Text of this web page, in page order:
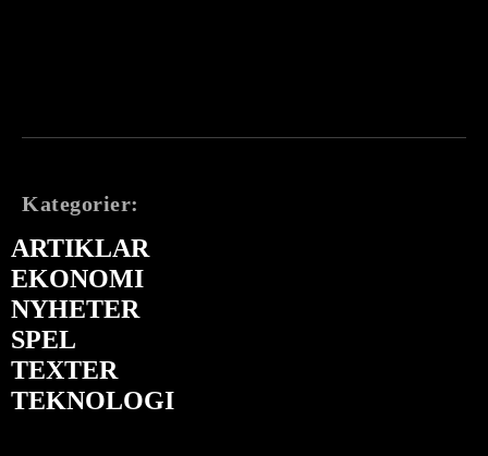
Kategorier:
ARTIKLAR
EKONOMI
NYHETER
SPEL
TEXTER
TEKNOLOGI